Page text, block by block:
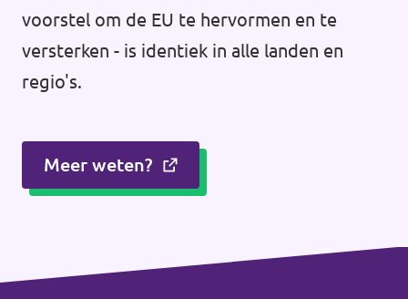
voorstel om de EU te hervormen en te
versterken - is identiek in alle landen en
regio's.
Meer weten?